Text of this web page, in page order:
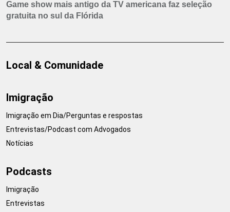
Game show mais antigo da TV americana faz seleção
gratuita no sul da Flórida
Local & Comunidade
Imigração
Imigração em Dia/Perguntas e respostas
Entrevistas/Podcast com Advogados
Notícias
Podcasts
Imigração
Entrevistas